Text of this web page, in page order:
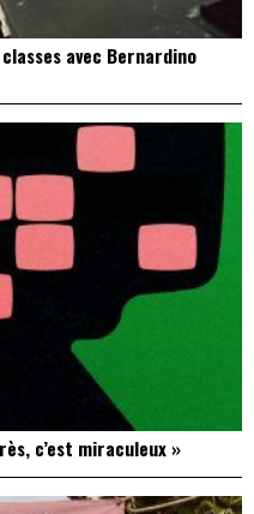
avec Bernardino
c’est miraculeux »